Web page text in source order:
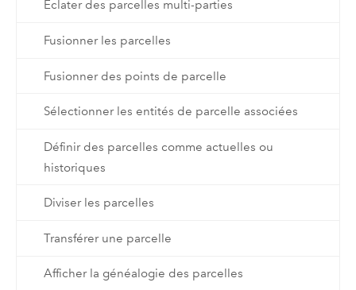
Éclater des parcelles multi-parties
Fusionner les parcelles
Fusionner des points de parcelle
Sélectionner les entités de parcelle associées
Définir des parcelles comme actuelles ou
historiques
Diviser les parcelles
Transférer une parcelle
Afficher la généalogie des parcelles